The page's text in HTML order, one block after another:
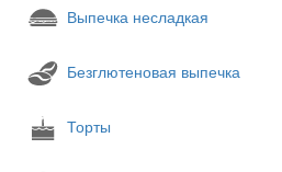
Выпечка несладкая
Безглютеновая выпечка
Торты